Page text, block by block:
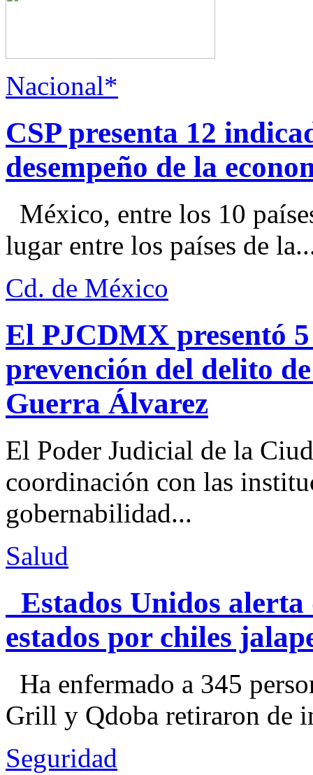
Nacional*
CSP presenta 12
desempeño de la
México, entre los 10
lugar entre los países de
Cd. de México
El PJCDMX presentó
prevención del delito
Guerra Álvarez
El Poder Judicial de la
coordinación con las
gobernabilidad...
Salud
Estados Unidos alerta
estados por chiles
Ha enfermado a 345
Grill y Qdoba retiraron de
Seguridad